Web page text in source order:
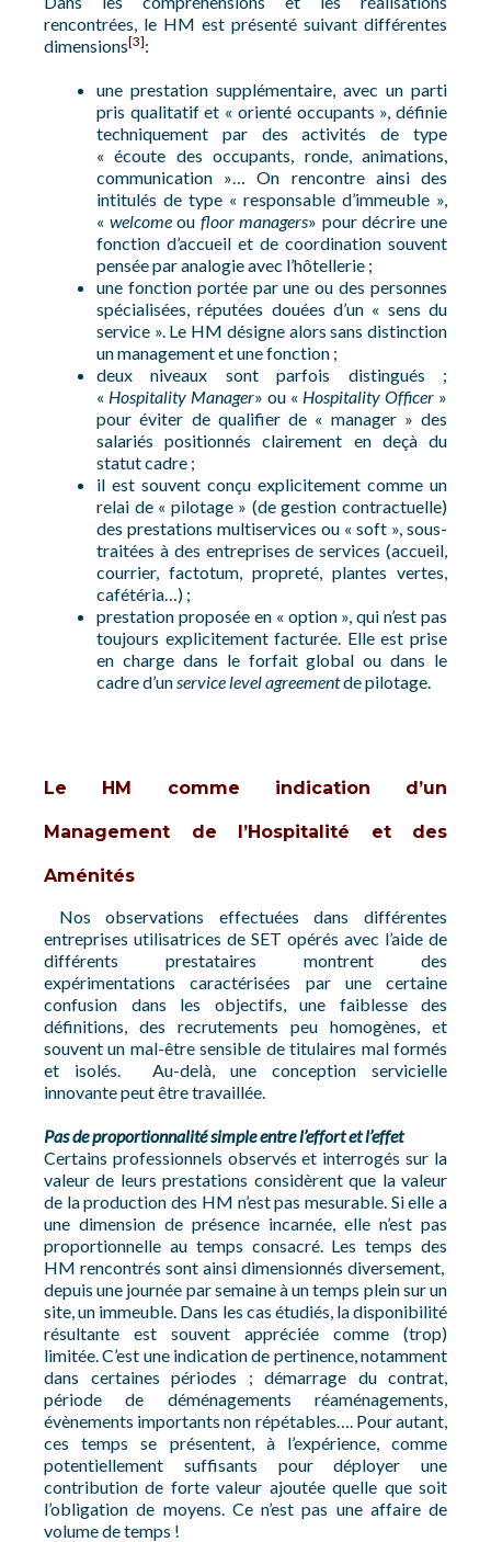
rencontrées, le HM est présenté suivant différentes
dimensions[3]:
une prestation supplémentaire, avec un parti
pris qualitatif et « orienté occupants », définie
techniquement par des activités de type
« écoute des occupants, ronde, animations,
communication »… On rencontre ainsi des
intitulés de type « responsable d’immeuble »,
« welcomeou floor managers» pour décrire une
fonction d’accueil et de coordination souvent
pensée par analogie avec l’hôtellerie ;
une fonction portée par une ou des personnes
spécialisées, réputées douées d’un « sens du
service ». Le HM désigne alors sans distinction
un management et une fonction ;
deux niveaux sont parfois distingués ;
« Hospitality Manager» ou « Hospitality Officer »
pour éviter de qualifier de « manager » des
salariés positionnés clairement en deçà du
statut cadre ;
il est souvent conçu explicitement comme un
relai de « pilotage » (de gestion contractuelle)
des prestations multiservices ou « soft », sous-
traitées à des entreprises de services (accueil,
courrier, factotum, propreté, plantes vertes,
cafétéria…) ;
prestation proposée en « option », qui n’est pas
toujours explicitement facturée. Elle est prise
en charge dans le forfait global ou dans le
cadre d’unservice level agreementde pilotage.
Le HM comme indication d’un
Management de l’Hospitalité et des
Aménités
Nos observations effectuées dans différentes
entreprises utilisatrices de SET opérés avec l’aide de
différents prestataires montrent des
expérimentations caractérisées par une certaine
confusion dans les objectifs, une faiblesse des
définitions, des recrutements peu homogènes, et
souvent un mal-être sensible de titulaires mal formés
et isolés. Au-delà, une conception servicielle
innovante peut être travaillée.
Pas de proportionnalité simple entre l’effort et l’effet
Certains professionnels observés et interrogés sur la
valeur de leurs prestations considèrent que la valeur
de la production des HM n’est pas mesurable. Si elle a
une dimension de présence incarnée, elle n’est pas
proportionnelle au temps consacré. Les temps des
HM rencontrés sont ainsi dimensionnés diversement,
depuis une journée par semaine à un temps plein sur un
site, un immeuble. Dans les cas étudiés, la disponibilité
résultante est souvent appréciée comme (trop)
limitée. C’est une indication de pertinence, notamment
dans certaines périodes ; démarrage du contrat,
période de déménagements réaménagements,
évènements importants non répétables…. Pour autant,
ces temps se présentent, à l’expérience, comme
potentiellement suffisants pour déployer une
contribution de forte valeur ajoutée quelle que soit
l’obligation de moyens. Ce n’est pas une affaire de
volume de temps !